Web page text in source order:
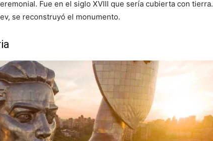
Fue en el siglo XVIII que sería cubierta con tierra.
se reconstruyó el monumento.